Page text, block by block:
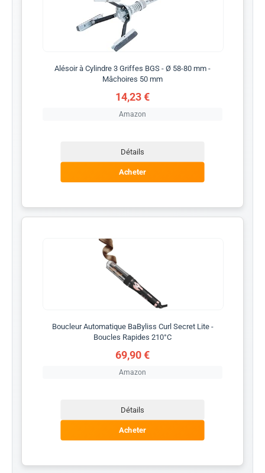
Alésoir à Cylindre 3 Griffes BGS - Ø 58-80 mm -
Mâchoires 50 mm
14,23 €
Amazon
Détails
Acheter
Boucleur Automatique BaByliss Curl Secret Lite -
Boucles Rapides 210°C
69,90 €
Amazon
Détails
Acheter